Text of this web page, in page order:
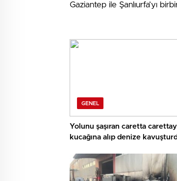
Gaziantep ile Şanlıurfa’yı
GENEL
Yolunu şaşıran caretta
kucağına alıp denize